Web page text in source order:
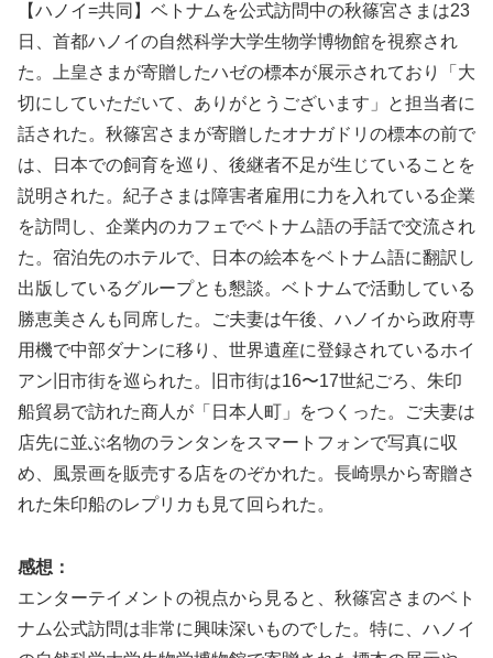
【ハノイ=共同】ベトナムを公式訪問中の秋篠宮さまは23
日、首都ハノイの自然科学大学生物学博物館を視察され
た。上皇さまが寄贈したハゼの標本が展示されており「大
切にしていただいて、ありがとうございます」と担当者に
話された。秋篠宮さまが寄贈したオナガドリの標本の前で
は、日本での飼育を巡り、後継者不足が生じていることを
説明された。紀子さまは障害者雇用に力を入れている企業
を訪問し、企業内のカフェでベトナム語の手話で交流され
た。宿泊先のホテルで、日本の絵本をベトナム語に翻訳し
出版しているグループとも懇談。ベトナムで活動している
勝恵美さんも同席した。ご夫妻は午後、ハノイから政府専
用機で中部ダナンに移り、世界遺産に登録されているホイ
アン旧市街を巡られた。旧市街は16〜17世紀ごろ、朱印
船貿易で訪れた商人が「日本人町」をつくった。ご夫妻は
店先に並ぶ名物のランタンをスマートフォンで写真に収
め、風景画を販売する店をのぞかれた。長崎県から寄贈さ
れた朱印船のレプリカも見て回られた。
感想：
エンターテイメントの視点から見ると、秋篠宮さまのベト
ナム公式訪問は非常に興味深いものでした。特に、ハノイ